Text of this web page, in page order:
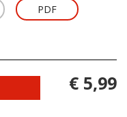
PDF
€ 5,99